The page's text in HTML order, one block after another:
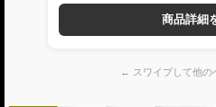
商品詳細
← スワイプして他の